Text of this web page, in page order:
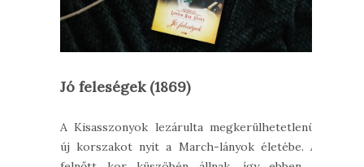
Jó feleségek (1869)
A Kisasszonyok lezárulta megkerülhetetlenül
új korszakot nyit a March-lányok életébe. A